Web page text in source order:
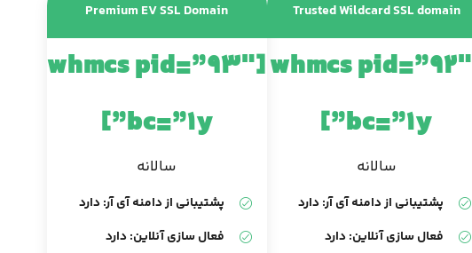
Trusted Wildcard SSL domain
[whmcs pid=”92″
bc=”1y”]
سالانه
پشتیبانی از دامنه آی آر: دارد
فعال سازی آنلاین: دارد
Premium EV SSL Domain
[whmcs pid=”93″
bc=”1y”]
سالانه
پشتیبانی از دامنه آی آر: دارد
فعال سازی آنلاین: دارد